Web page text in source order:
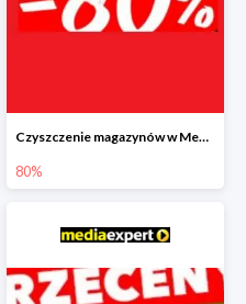
Czyszczenie magazynów w Media Expert do -80%
80%